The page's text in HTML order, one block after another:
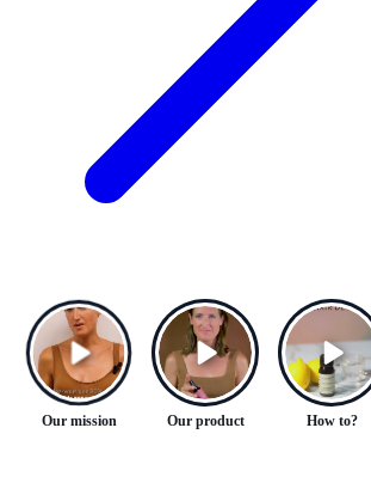
Our mission Our product How to?